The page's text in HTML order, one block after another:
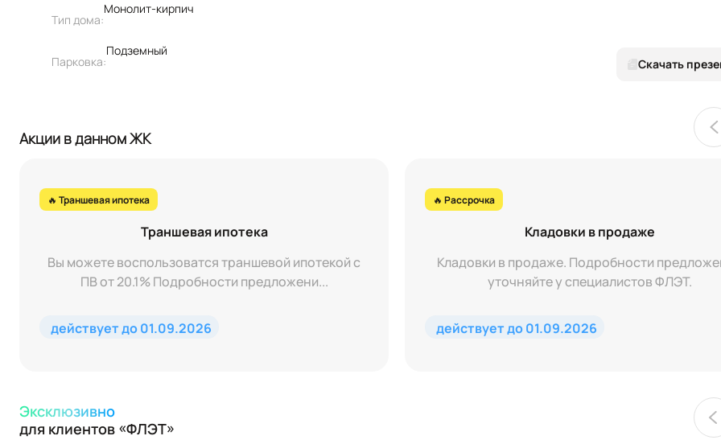
Акции в данном ЖК
🔥 Траншевая ипотека
Траншевая ипотека
Вы можете воспользоватся траншевой ипотекой с
ПВ от 20.1% Подробности предложени...
действует до 01.09.2026
🔥 Рассрочка
Кладовки в продаже
Кладовки в продаже. Подробности
уточняйте у специалистов ФЛЭТ.
действует до 01.09.2026
Тип дома:
Монолит-кирпич
Парковка:
Подземный
Скачать
Эксклюзивно
для клиентов «ФЛЭТ»